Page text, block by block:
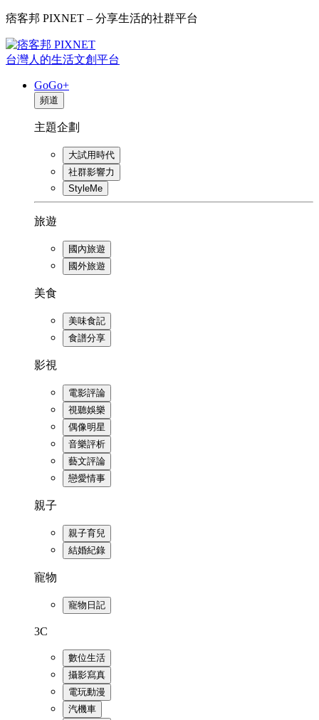
痞客邦 PIXNET – 分享生活的社群平台
台灣人的生活文創平台
GoGo+
頻道
主題企劃
大試用時代
社群影響力
StyleMe
旅遊
國內旅遊
國外旅遊
美食
美味食記
食譜分享
影視
電影評論
視聽娛樂
偶像明星
音樂評析
藝文評論
戀愛情事
親子
親子育兒
結婚紀錄
寵物
寵物日記
3C
數位生活
攝影寫真
電玩動漫
汽機車